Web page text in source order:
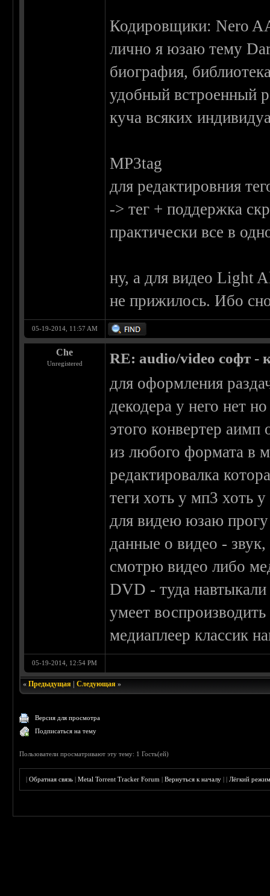
Кодировщики: Nero
лично я юзаю тему
биография,
удобный встроенный
куча всяких
MP3tag
для редактировния
-> тег + поддержка
практически все в
ну, а для видео Light
не прижилось. Ибо
05-19-2014, 11:57 AM
Che
Unregistered RE: audio/video софт -
для оформления
декодера у него нет
этого конвертер аимп
из любого формата в
редактировалка
теги хоть у мп3 хоть
для видею юзаю
данные о видео -
смотрю видео либо
DVD - туда
умеет
медиаплеер классик
05-19-2014, 12:54 PM
«Предыдущая |Следующая »
Версия для просмотра
Подписаться на тему
Пользователи просматривают эту тему: 1 Гость(ей)
|Обратная связь |Metal Torrent Tracker Forum |Вернуться к началу ||Лёгкий